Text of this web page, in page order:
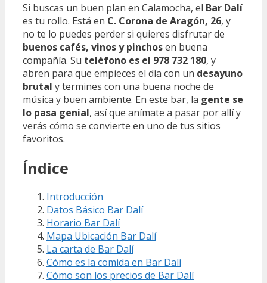
Si buscas un buen plan en Calamocha, el Bar Dalí
es tu rollo. Está en C. Corona de Aragón, 26, y
no te lo puedes perder si quieres disfrutar de
buenos cafés, vinos y pinchosen buena
compañía. Su teléfono es el 978 732 180, y
abren para que empieces el día con un desayuno
brutal y termines con una buena noche de
música y buen ambiente. En este bar, la gente se
lo pasa genial, así que anímate a pasar por allí y
verás cómo se convierte en uno de tus sitios
favoritos.
Índice
Introducción
Datos Básico Bar Dalí
Horario Bar Dalí
Mapa Ubicación Bar Dalí
La carta de Bar Dalí
Cómo es la comida en Bar Dalí
Cómo son los precios de Bar Dalí